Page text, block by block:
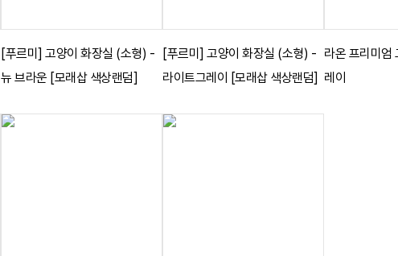
[푸르미] 고양이 화장실 (소형) -
뉴 브라운 [모래삽 색상랜덤]
[푸르미] 고양이 화장실 (소형) -
라이트그레이 [모래삽 색상랜덤]
라온 프리미엄
레이